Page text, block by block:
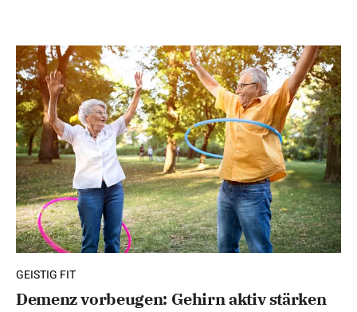
GEISTIG FIT
Demenz vorbeugen: Gehirn aktiv stärken